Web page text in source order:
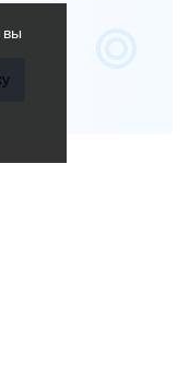
вы